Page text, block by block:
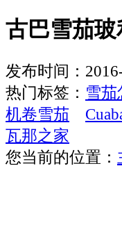
古巴雪茄
发布时间：
热门标签： 雪茄
机卷雪茄
瓦那之家
您当前的位置：